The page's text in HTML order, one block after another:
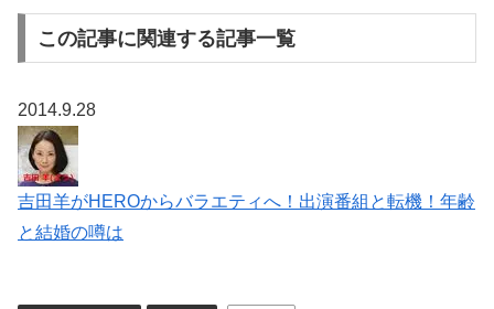
この記事に関連する記事一覧
2014.9.28
吉田羊がHEROからバラエティへ！出演番組と転機！年齢
と結婚の噂は